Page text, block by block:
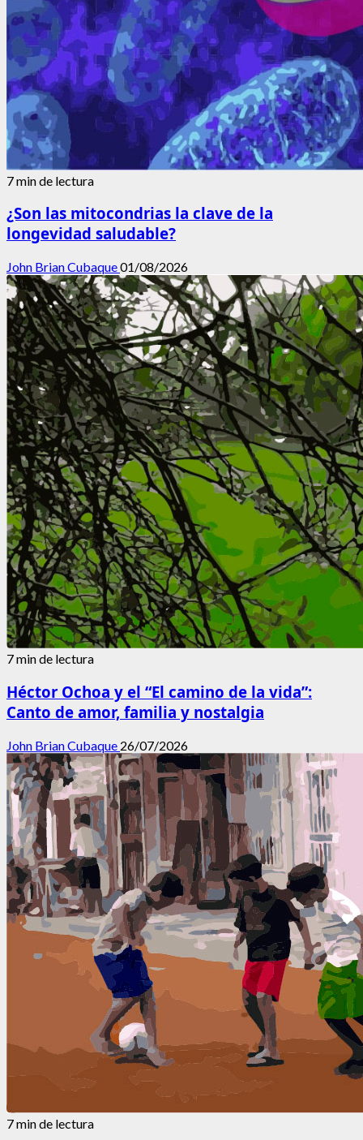
7 min de lectura
¿Son las mitocondrias la clave de la
longevidad saludable?
John Brian Cubaque01/08/2026
7 min de lectura
Héctor Ochoa y el “El camino de la vida”:
Canto de amor, familia y nostalgia
John Brian Cubaque 26/07/2026
7 min de lectura